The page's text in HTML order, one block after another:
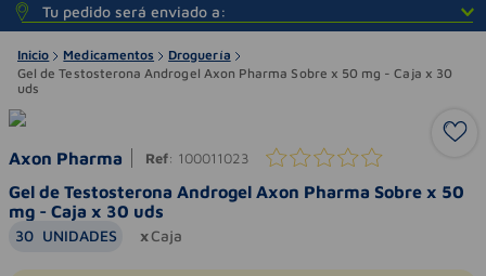
Tu pedido será enviado a:
Inicio Medicamentos
Droguería
Gel de Testosterona Androgel Axon Pharma Sobre x 50 mg - Caja x 30
uds
Axon Pharma Ref: 100011023
Gel de Testosterona Androgel Axon Pharma Sobre x 50
mg - Caja x 30 uds
30 UNIDADES Caja